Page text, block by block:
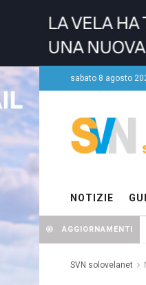
sabato 8 agosto
NOTIZIE
AGGIORNAMENTI
SVN solovelanet